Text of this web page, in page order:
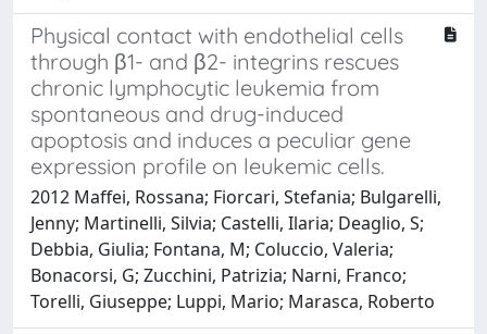
Physical contact with endothelial cells
through β1- and β2- integrins rescues
chronic lymphocytic leukemia from
spontaneous and drug-induced
apoptosis and induces a peculiar gene
expression profile on leukemic cells.
2012 Maffei, Rossana; Fiorcari, Stefania; Bulgarelli,
Jenny; Martinelli, Silvia; Castelli, Ilaria; Deaglio, S;
Debbia, Giulia; Fontana, M; Coluccio, Valeria;
Bonacorsi, G; Zucchini, Patrizia; Narni, Franco;
Torelli, Giuseppe; Luppi, Mario; Marasca, Roberto